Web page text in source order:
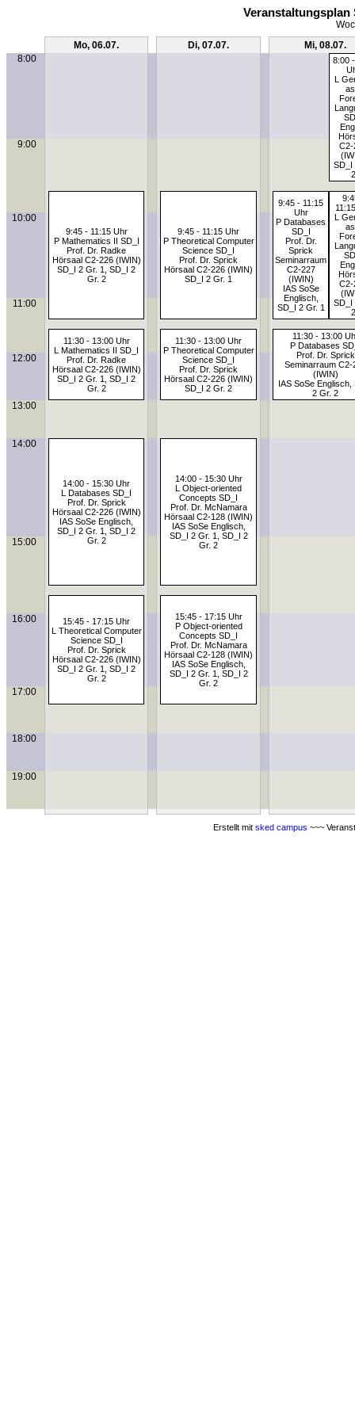
Veranstaltungsplan
Mo, 06.07.
Di, 07.07.
Mi, 08.07.
8:00
8:00
L
C2-
SD_I
2
9:00
9:45 - 11:15 Uhr
P Mathematics II SD_I
Prof. Dr. Radke
Hörsaal C2-226 (IWIN)
SD_I 2 Gr. 1, SD_I 2
Gr. 2
9:45 - 11:15 Uhr
P Theoretical Computer
Science SD_I
Prof. Dr. Sprick
Hörsaal C2-226 (IWIN)
SD_I 2 Gr. 1
9:45 - 11:15
Uhr
P Databases
SD_I
Prof. Dr.
Sprick
Seminarraum
C2-227
(IWIN)
IAS SoSe
Englisch,
SD_I 2 Gr. 1
L
C2-
SD_I
2
10:00
11:00
11:30 - 13:00 Uhr
L Mathematics II SD_I
Prof. Dr. Radke
Hörsaal C2-226 (IWIN)
SD_I 2 Gr. 1, SD_I 2
Gr. 2
11:30 - 13:00 Uhr
P Theoretical Computer
Science SD_I
Prof. Dr. Sprick
Hörsaal C2-226 (IWIN)
SD_I 2 Gr. 2
11:30 - 13:00
P Databases
Prof. Dr. Sprick
Seminarraum C2-
(IWIN)
IAS SoSe Englisch,
2 Gr. 2
12:00
13:00
14:00
14:00 - 15:30 Uhr
L Databases SD_I
Prof. Dr. Sprick
Hörsaal C2-226 (IWIN)
IAS SoSe Englisch,
SD_I 2 Gr. 1, SD_I 2
Gr. 2
14:00 - 15:30 Uhr
L Object-oriented
Concepts SD_I
Prof. Dr. McNamara
Hörsaal C2-128 (IWIN)
IAS SoSe Englisch,
SD_I 2 Gr. 1, SD_I 2
Gr. 2
15:00
15:45 - 17:15 Uhr
L Theoretical Computer
Science SD_I
Prof. Dr. Sprick
Hörsaal C2-226 (IWIN)
SD_I 2 Gr. 1, SD_I 2
Gr. 2
15:45 - 17:15 Uhr
P Object-oriented
Concepts SD_I
Prof. Dr. McNamara
Hörsaal C2-128 (IWIN)
IAS SoSe Englisch,
SD_I 2 Gr. 1, SD_I 2
Gr. 2
16:00
17:00
18:00
19:00
Erstellt mit sked campus ~~~